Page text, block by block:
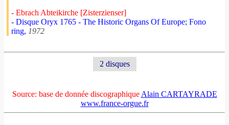
- Ebrach Abteikirche [Zisterzienser]
- Disque Oryx 1765 - The Historic Organs Of Europe; Fono
ring, 1972
2 disques
Source: base de donnée discographique Alain CARTAYRADE
www.france-orgue.fr